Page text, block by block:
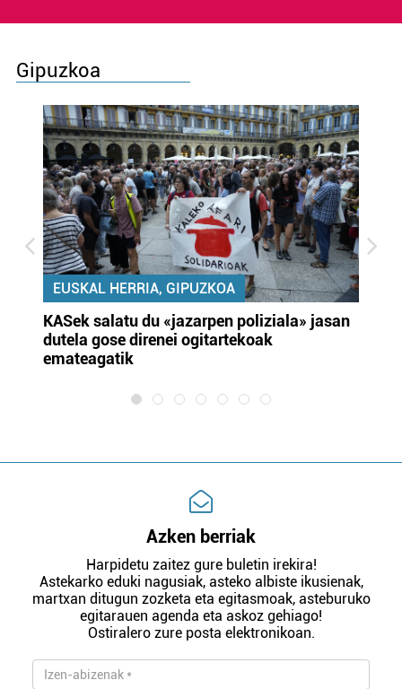
Gipuzkoa
EUSKAL HERRIA, GIPUZKOA
KASek salatu du «jazarpen poliziala» jasan
dutela gose direnei ogitartekoak
emateagatik
Azken berriak
Harpidetu zaitez gure buletin irekira!
Astekarko eduki nagusiak, asteko albiste ikusienak,
martxan ditugun zozketa eta egitasmoak, asteburuko
egitarauen agenda eta askoz gehiago!
Ostiralero zure posta elektronikoan.